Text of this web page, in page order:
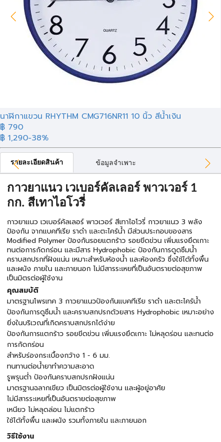
นาฬิกาแขวน RHYTHM CMG716NR11 10 นิ้ว สีน้ำเงิน
฿ 790
฿ 1,290-38%
รายละเอียดสินค้า ข้อมูลจำเพาะ
กาวยาแนว เวเบอร์คัลเลอร์ พาวเวอร์ 1
กก. สีเทาไอโวรี่
กาวยาแนว เวเบอร์คัลเลอร์ พาวเวอร์ สีเทาไอโวรี่ กาวยาแนว 3 พลัง
ป้องกัน จากแบคทีเรีย ราดำ และตะไคร้น้ำ มีส่วนประกอบของสาร
Modified Polymer ป้องกันรอยแตกร้าว รอยขีดข่วน เพิ่มแรงยึดเกาะ
ทนต่อการกัดกร่อน และมีสาร Hydrophobic ป้องกันการดูดซึมน้ำ
คราบสกปรกที่ฝังแน่น เหมาะสำหรับห้องน้ำ และห้องครัว ซึ่งใช้ได้ทั้งพื้น
และผนัง ภายใน และภายนอก ไม่มีสารระเหยที่เป็นอันตรายต่อสุขภาพ
เป็นมิตรต่อผู้ใช้งาน
คุณสมบัติ
มาตรฐานโพรเทค 3 กาวยาแนวป้องกันแบคทีเรีย ราดำ และตะไคร้น้ำ
ป้องกันการดูซึมน้ำ และคราบสกปรกด้วยสาร Hydrophobic เหมาะอย่าง
ยิ่งในบริเวณที่เกิดคราบสกปรกได้ง่าย
ป้องกันการแตกร้าว รอยขีดข่วน เพิ่มแรงยึดเกาะ ไม่หลุดร่อน และทนต่อ
การกัดกร่อน
สำหรับร่องกระเบื้องกว้าง 1 - 6 มม.
ทนทานต่อน้ำยาทำความสะอาด
รูพรุนต่ำ ป้องกันคราบสกปรกฝังแน่น
มาตรฐานฉลากเขียว เป็นมิตรต่อผู้ใช้งาน และผู้อยู่อาศัย
ไม่มีสารระเหยที่เป็นอันตรายต่อสุขภาพ
เหนียว ไม่หลุดล่อน ไม่แตกร้าว
ใช้ได้ทั้งพื้น และผนัง รวมทั้งภายใน และภายนอก
วิธีใช้งาน